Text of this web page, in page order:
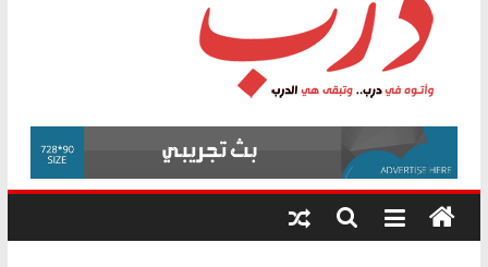
فرحات سليمان يكتب: القطاع الصحي إلى
أين؟
حزب التحالف الشعبي يطلق لجنة “الحق
في الصحة” بالإسكندرية لرصد الانتهاكات
ودعم المرضى
الوزاري لمدينة الصحفيين.. وانتهاء أعمال
إنشاء المبنى الإداري
المجلس القومي لحقوق الإنسان يعلن
متابعة قضية الدكتور محمد زهران.. ويؤكد:
قرينة البراءة وضمانات المحاكمة العادلة
درب
وأتوه
درب..
وتبقى
هي